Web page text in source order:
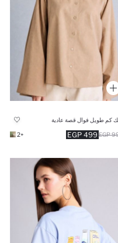
كم طويل فوال قصة عادية
499 EGP 999
+2